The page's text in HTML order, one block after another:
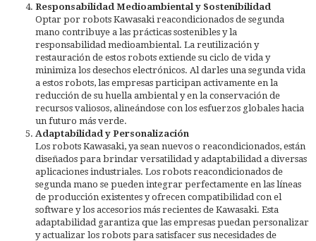
Responsabilidad Medioambiental y Sostenibilidad
Optar por robots Kawasaki reacondicionados de segunda
mano contribuye a las prácticas sostenibles y la
responsabilidad medioambiental. La reutilización y
restauración de estos robots extiende su ciclo de vida y
minimiza los desechos electrónicos. Al darles una segunda vida
a estos robots, las empresas participan activamente en la
reducción de su huella ambiental y en la conservación de
recursos valiosos, alineándose con los esfuerzos globales hacia
un futuro más verde.
Adaptabilidad y Personalización
Los robots Kawasaki, ya sean nuevos o reacondicionados, están
diseñados para brindar versatilidad y adaptabilidad a diversas
aplicaciones industriales. Los robots reacondicionados de
segunda mano se pueden integrar perfectamente en las líneas
de producción existentes y ofrecen compatibilidad con el
software y los accesorios más recientes de Kawasaki. Esta
adaptabilidad garantiza que las empresas puedan personalizar
y actualizar los robots para satisfacer sus necesidades de